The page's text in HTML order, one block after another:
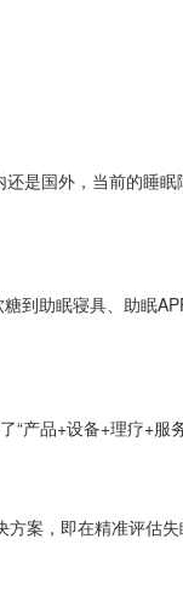
还是国外，当前的睡
到助眠寝具、助眠
“产品+设备+理疗+服
案，即在精准评估